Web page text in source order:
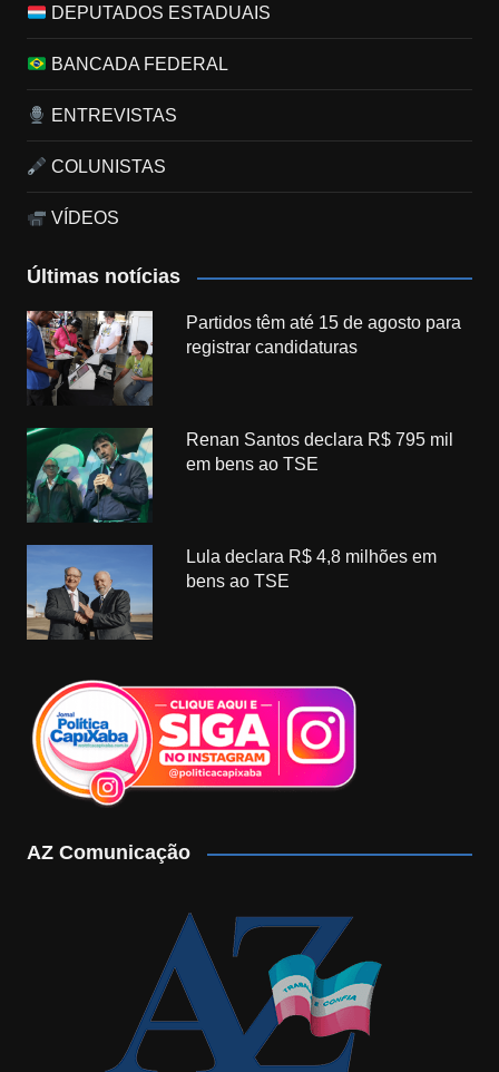
DEPUTADOS ESTADUAIS
BANCADA FEDERAL
ENTREVISTAS
COLUNISTAS
VÍDEOS
Últimas notícias
Partidos têm até 15 de agosto para
registrar candidaturas
Renan Santos declara R$ 795 mil
em bens ao TSE
Lula declara R$ 4,8 milhões em
bens ao TSE
AZ Comunicação